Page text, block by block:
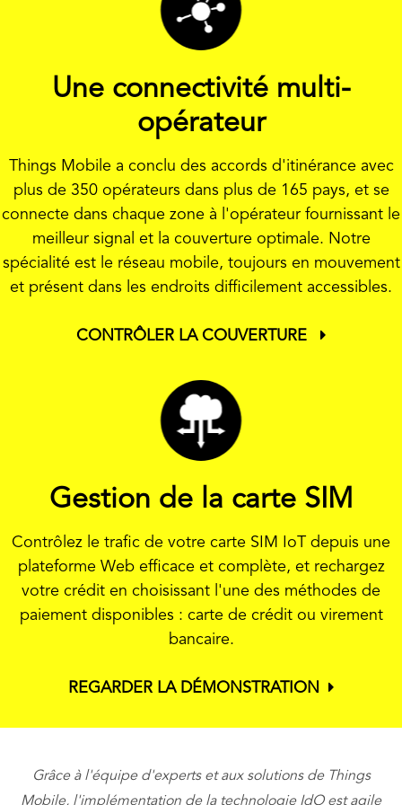
Une connectivité multi-
opérateur
Things Mobile a conclu des accords d'itinérance avec
plus de 350 opérateurs dans plus de 165 pays, et se
connecte dans chaque zone à l'opérateur fournissant le
meilleur signal et la couverture optimale. Notre
spécialité est le réseau mobile, toujours en mouvement
et présent dans les endroits difficilement accessibles.
CONTRÔLER LA COUVERTURE
Gestion de la carte SIM
Contrôlez le trafic de votre carte SIM IoT depuis une
plateforme Web efficace et complète, et rechargez
votre crédit en choisissant l'une des méthodes de
paiement disponibles : carte de crédit ou virement
bancaire.
REGARDER LA DÉMONSTRATION
Grâce à l'équipe d'experts et aux solutions de Things
Mobile, l'implémentation de la technologie IdO est agile